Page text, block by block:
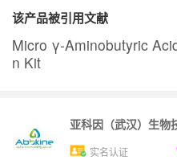
该产品被引用文献
Micro γ-Aminobutyric
n Kit
亚科因（武汉）生物
实名认证